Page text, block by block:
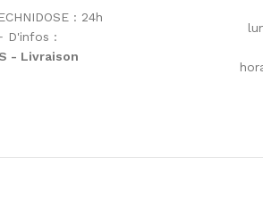
: 24h
D'infos :
- Livraison